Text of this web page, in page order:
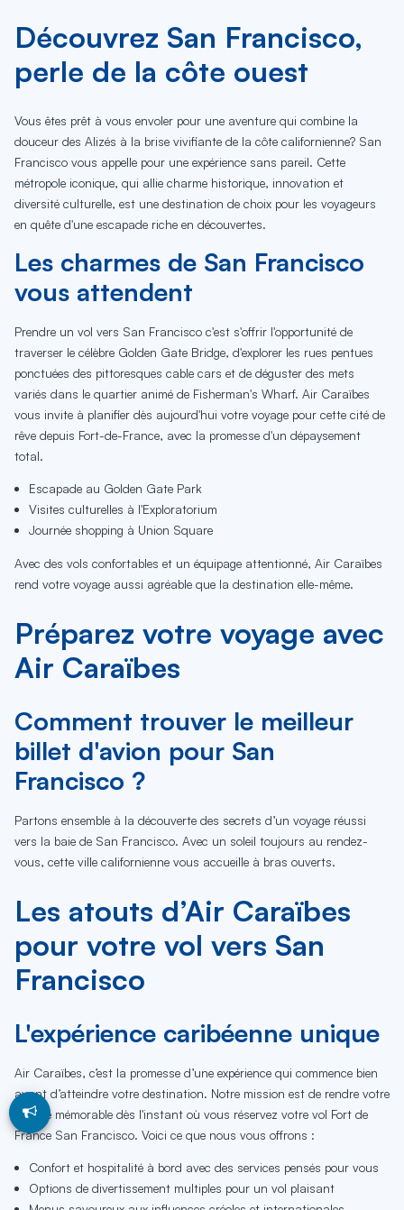
Découvrez San Francisco,
perle de la côte ouest
Vous êtes prêt à vous envoler pour une aventure qui combine la
douceur des Alizés à la brise vivifiante de la côte californienne? San
Francisco vous appelle pour une expérience sans pareil. Cette
métropole iconique, qui allie charme historique, innovation et
diversité culturelle, est une destination de choix pour les voyageurs
en quête d'une escapade riche en découvertes.
Les charmes de San Francisco
vous attendent
Prendre un vol vers San Francisco c'est s'offrir l'opportunité de
traverser le célèbre Golden Gate Bridge, d'explorer les rues pentues
ponctuées des pittoresques cable cars et de déguster des mets
variés dans le quartier animé de Fisherman's Wharf. Air Caraïbes
vous invite à planifier dès aujourd'hui votre voyage pour cette cité de
rêve depuis Fort-de-France, avec la promesse d'un dépaysement
total.
Escapade au Golden Gate Park
Visites culturelles à l'Exploratorium
Journée shopping à Union Square
Avec des vols confortables et un équipage attentionné, Air Caraïbes
rend votre voyage aussi agréable que la destination elle-même.
Préparez votre voyage avec
Air Caraïbes
Comment trouver le meilleur
billet d'avion pour San
Francisco ?
Partons ensemble à la découverte des secrets d’un voyage réussi
vers la baie de San Francisco. Avec un soleil toujours au rendez-
vous, cette ville californienne vous accueille à bras ouverts.
Les atouts d’Air Caraïbes
pour votre vol vers San
Francisco
L'expérience caribéenne unique
Air Caraïbes, c’est la promesse d’une expérience qui commence bien
avant d’atteindre votre destination. Notre mission est de rendre votre
voyage mémorable dès l'instant où vous réservez votre vol Fort de
France San Francisco. Voici ce que nous vous offrons :
Confort et hospitalité à bord avec des services pensés pour vous
Options de divertissement multiples pour un vol plaisant